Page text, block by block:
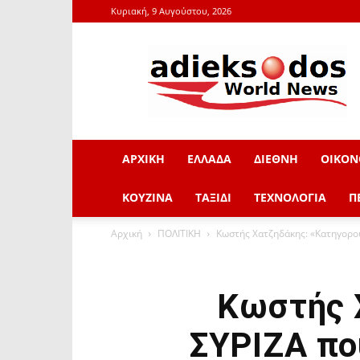
Κυριακή, 9 Αυγούστου, 2026
adieksodos.gr
ΑΡΧΙΚΗ ΕΛΛΑΔΑ ΔΙΕΘΝΗ
ΚΟΥΖΙΝΑ ΤΑΞΙΔΙ ΤΕΧΝΟΛΟΓΙΑ
Αρχική ΠΟΛΙΤΙΚΗ Κωστής Χατζηδάκης:
Κωστής
ΣΥΡΙΖΑ